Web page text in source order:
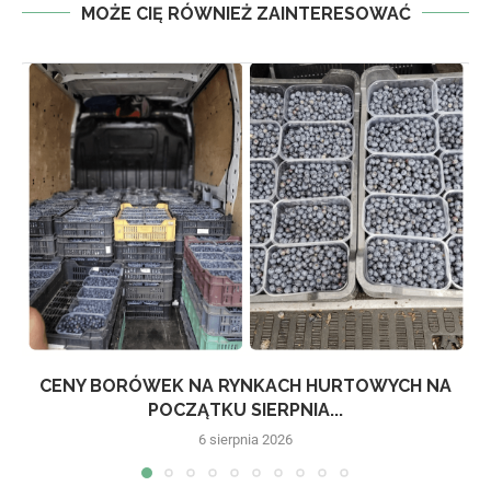
MOŻE CIĘ RÓWNIEŻ ZAINTERESOWAĆ
CENY BORÓWEK NA RYNKACH HURTOWYCH NA
POCZĄTKU SIERPNIA...
6 sierpnia 2026